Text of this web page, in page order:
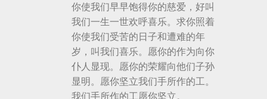
你使我们早早饱得你的慈爱，好叫
我们一生一世欢呼喜乐。求你照着
你使我们受苦的日子和遭难的年
岁，叫我们喜乐。愿你的作为向你
仆人显现。愿你的荣耀向他们子孙
显明。愿你坚立我们手所作的工。
我们手所作的工愿你坚立。